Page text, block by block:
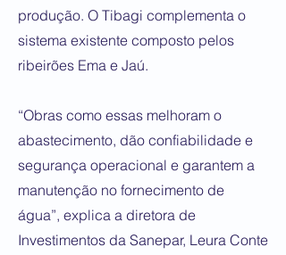
produção. O Tibagi complementa o
sistema existente composto pelos
ribeirões Ema e Jaú.
“Obras como essas melhoram o
abastecimento, dão confiabilidade e
segurança operacional e garantem a
manutenção no fornecimento de
água”, explica a diretora de
Investimentos da Sanepar, Leura Conte